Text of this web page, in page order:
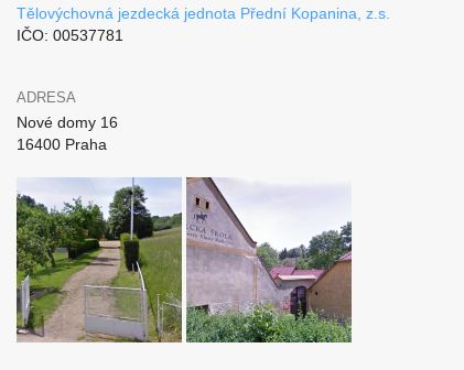
Tělovýchovná jezdecká jednota Přední Kopanina, z.s.
IČO: 00537781
ADRESA
Nové domy 16
16400 Praha